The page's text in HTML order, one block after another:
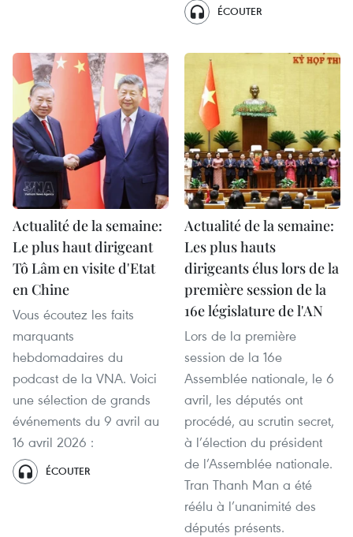
ÉCOUTER
Actualité de la semaine:
Le plus haut dirigeant
Tô Lâm en visite d'Etat
en Chine
Vous écoutez les faits
marquants
hebdomadaires du
podcast de la VNA. Voici
une sélection de grands
événements du 9 avril au
16 avril 2026 :
ÉCOUTER
Actualité de la semaine:
Les plus hauts
dirigeants élus lors de la
première session de la
16e législature de l'AN
Lors de la première
session de la 16e
Assemblée nationale, le 6
avril, les députés ont
procédé, au scrutin secret,
à l’élection du président
de l’Assemblée nationale.
Tran Thanh Man a été
réélu à l’unanimité des
députés présents.